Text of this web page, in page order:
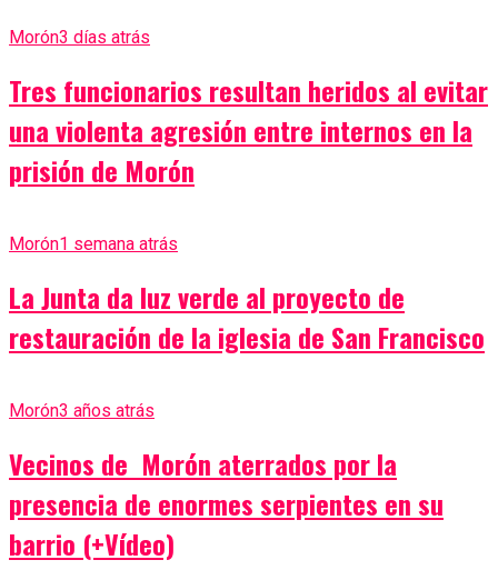
Morón3 días atrás
Tres funcionarios resultan heridos al evitar
una violenta agresión entre internos en la
prisión de Morón
Morón1 semana atrás
La Junta da luz verde al proyecto de
restauración de la iglesia de San Francisco
Morón3 años atrás
Vecinos de Morón aterrados por la
presencia de enormes serpientes en su
barrio (+Vídeo)